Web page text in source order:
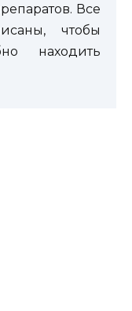
Все
чтобы
находить